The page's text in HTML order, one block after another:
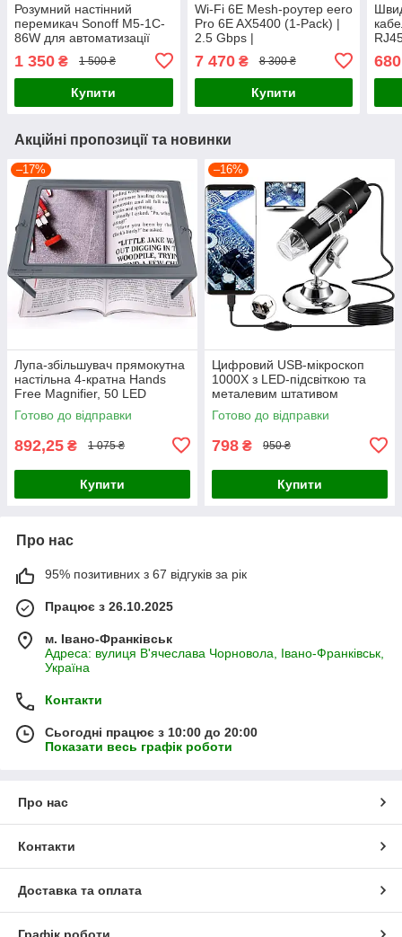
Розумний настінний
перемикач Sonoff M5-1C-
86W для автоматизації
освітлення, 1 канал, 2200
Вт, WiFi/Matter, білий,
1 350 ₴ 1 500 ₴
Купити
Wi-Fi 6E Mesh-роутер eero
Pro 6E AX5400 (1-Pack) |
2.5 Gbps |
маршрутизатор, покриття
до 190 м²
7 470₴ 8 300 ₴
Купити
680
Акційні пропозиції та новинки
–17%
Лупа-збільшувач прямокутна
настільна 4-кратна Hands
Free Magnifier, 50 LED
світлодіодів, живлення від
USB/батарейок, для
Готово до відправки
892,25 ₴ 1 075 ₴
Купити
–16%
Цифровий USB-мікроскоп
1000X з LED-підсвіткою та
металевим штативом
(Електронний ендоскоп для
паяння та ремонту)
Готово до відправки
798 ₴ 950 ₴
Купити
Про нас
95% позитивних з 67 відгуків за рік
Працює з 26.10.2025
м. Івано-Франківськ
Адреса: вулиця В'ячеслава Чорновола, Івано-Франківськ,
Україна
Контакти
Сьогодні працює з 10:00 до 20:00
Показати весь графік роботи
Про нас
Контакти
Доставка та оплата